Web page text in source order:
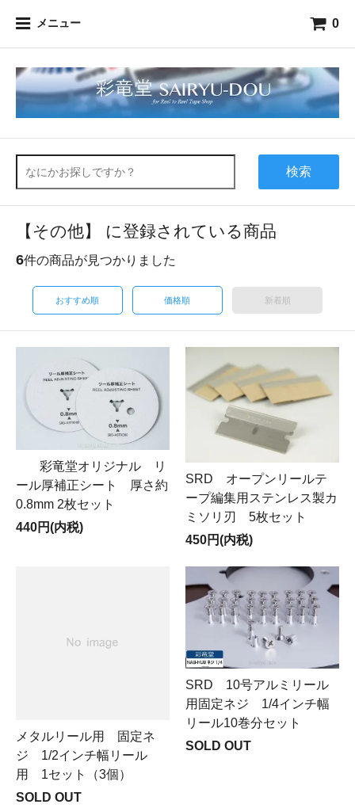
メニュー 0
検索
【その他】 に登録されている商品
6件の商品が見つかりました
おすすめ順 価格順 新着順
彩竜堂オリジナル リ
ール厚補正シート 厚さ約
0.8mm 2枚セット
440円(内税)
SRD オープンリールテ
ープ編集用ステンレス製カ
ミソリ刃 5枚セット
450円(内税)
メタルリール用 固定ネ
ジ 1/2インチ幅リール
用 1セット（3個）
SOLD OUT
SRD 10号アルミリール
用固定ネジ 1/4インチ幅
リール10巻分セット
SOLD OUT